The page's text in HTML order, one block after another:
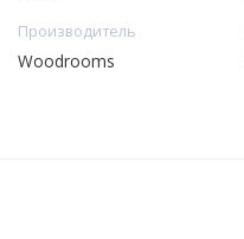
Производитель
Woodrooms